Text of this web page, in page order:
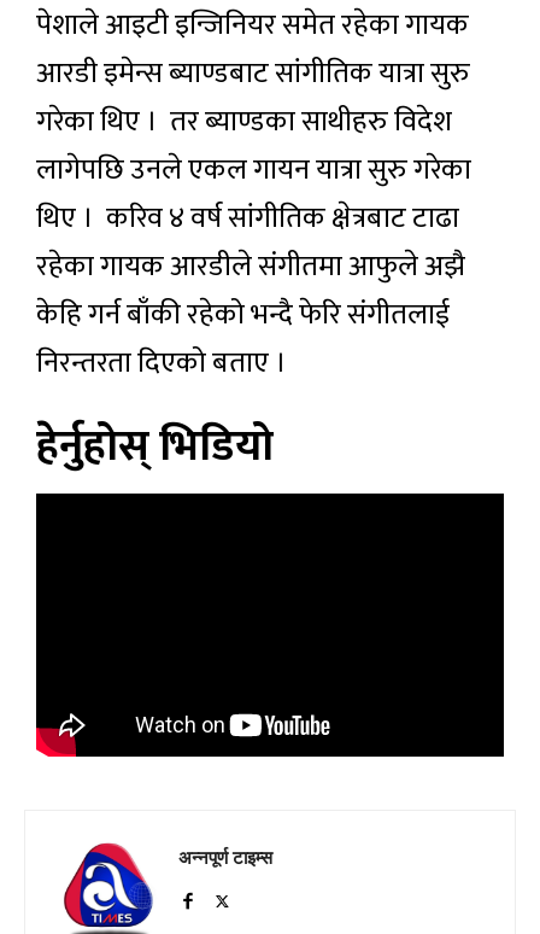
पेशाले आइटी इन्जिनियर समेत रहेका गायक
आरडी इमेन्स ब्याण्डबाट सांगीतिक यात्रा सुरु
गरेका थिए । तर ब्याण्डका साथीहरु विदेश
लागेपछि उनले एकल गायन यात्रा सुरु गरेका
थिए । करिव ४ वर्ष सांगीतिक क्षेत्रबाट टाढा
रहेका गायक आरडीले संगीतमा आफुले अझै
केहि गर्न बाँकी रहेको भन्दै फेरि संगीतलाई
निरन्तरता दिएको बताए ।
हेर्नुहोस् भिडियो
अन्नपूर्ण टाइम्स